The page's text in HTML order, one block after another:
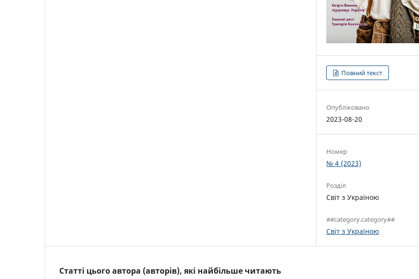
Повний текст
Опубліковано
2023-08-20
Номер
№ 4 (2023)
Розділ
Світ з Україною
##category.category##
Світ з Україною
Статті цього автора (авторів), які найбільше читають